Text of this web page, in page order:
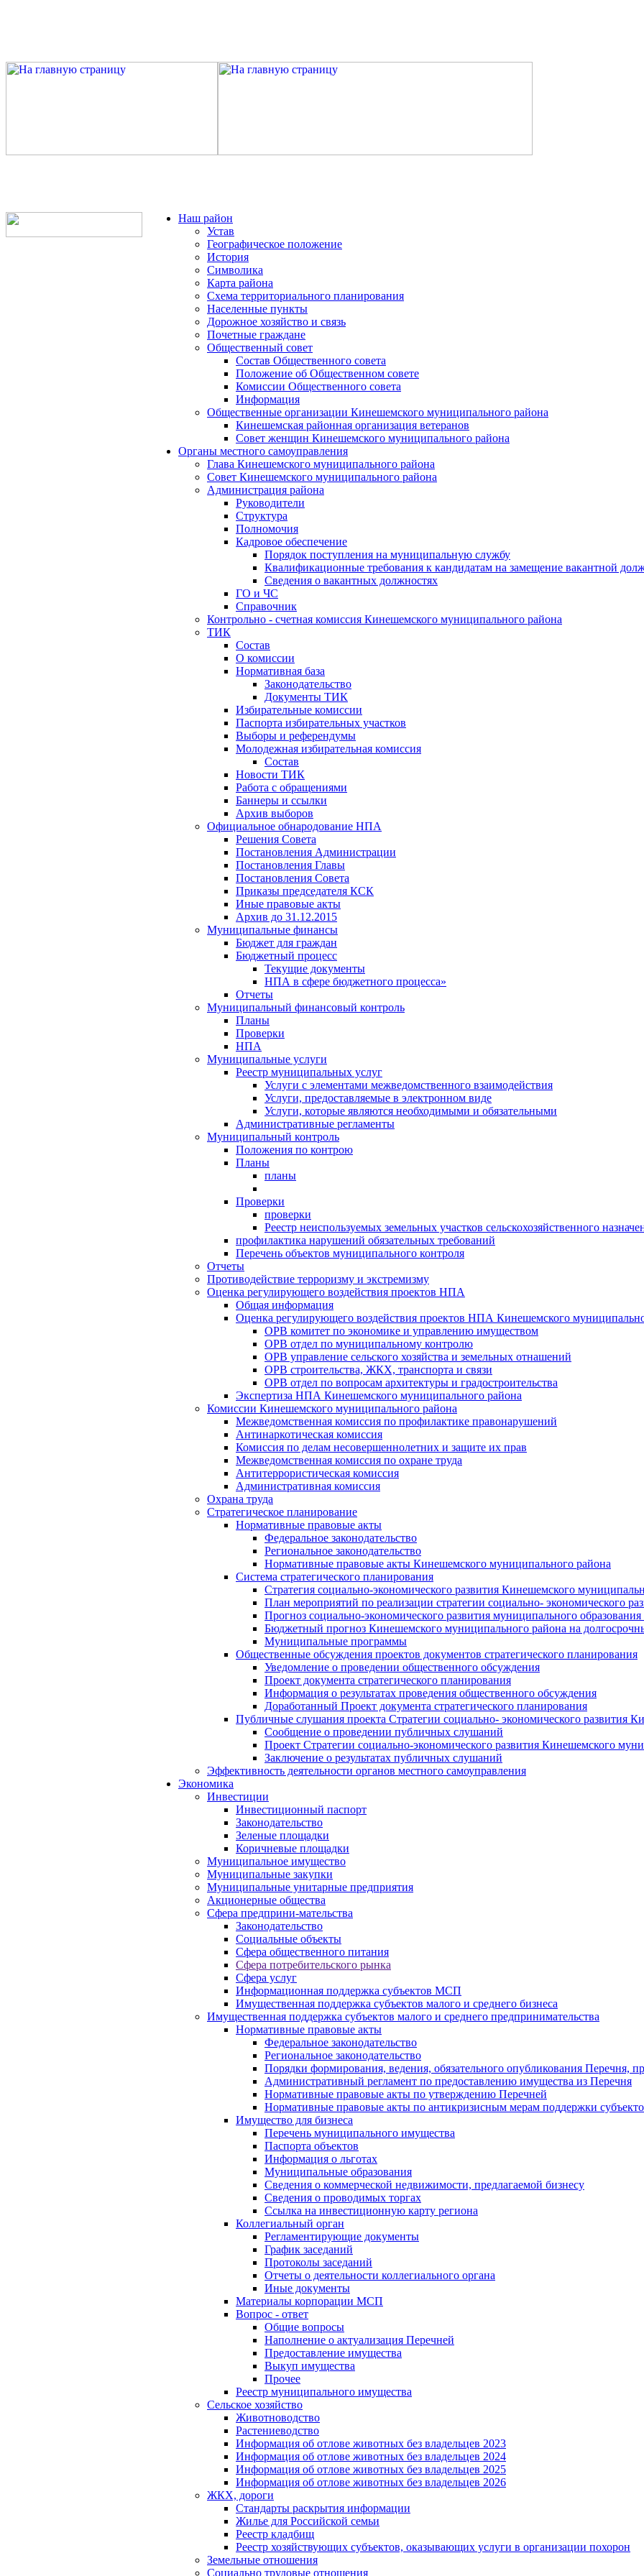
Наш район
Устав
Географическое положение
История
Символика
Карта района
Схема территориального планирования
Населенные пункты
Дорожное хозяйство и связь
Почетные граждане
Общественный совет
Состав Общественного совета
Положение об Общественном совете
Комиссии Общественного совета
Информация
Общественные организации Кинешемского муниципального района
Кинешемская районная организация ветеранов
Совет женщин Кинешемского муниципального района
Органы местного самоуправления
Глава Кинешемского муниципального района
Совет Кинешемского муниципального района
Администрация района
Руководители
Структура
Полномочия
Кадровое обеспечение
Порядок поступления на муниципальную службу
Квалификационные требования к кандидатам на замещение вакантной
Сведения о вакантных должностях
ГО и ЧС
Справочник
Контрольно - счетная комиссия Кинешемского муниципального района
ТИК
Состав
О комиссии
Нормативная база
Законодательство
Документы ТИК
Избирательные комиссии
Паспорта избирательных участков
Выборы и референдумы
Молодежная избирательная комиссия
Состав
Новости ТИК
Работа с обращениями
Баннеры и ссылки
Архив выборов
Официальное обнародование НПА
Решения Совета
Постановления Администрации
Постановления Главы
Постановления Совета
Приказы председателя КСК
Иные правовые акты
Архив до 31.12.2015
Муниципальные финансы
Бюджет для граждан
Бюджетный процесс
Текущие документы
НПА в сфере бюджетного процесса»
Отчеты
Муниципальный финансовый контроль
Планы
Проверки
НПА
Муниципальные услуги
Реестр муниципальных услуг
Услуги с элементами межведомственного взаимодействия
Услуги, предоставляемые в электронном виде
Услуги, которые являются необходимыми и обязательными
Административные регламенты
Муниципальный контроль
Положения по контрою
Планы
планы
Проверки
проверки
Реестр неиспользуемых земельных участков сельскохозяйственного
профилактика нарушений обязательных требований
Перечень объектов муниципального контроля
Отчеты
Противодействие терроризму и экстремизму
Оценка регулирующего воздействия проектов НПА
Общая информация
Оценка регулирующего воздействия проектов НПА Кинешемского
ОРВ комитет по экономике и управлению имуществом
ОРВ отдел по муниципальному контролю
ОРВ управление сельского хозяйства и земельных отнашений
ОРВ строительства, ЖКХ, транспорта и связи
ОРВ отдел по вопросам архитектуры и градостроительства
Экспертиза НПА Кинешемского муниципального района
Комиссии Кинешемского муниципального района
Межведомственная комиссия по профилактике правонарушений
Антинаркотическая комиссия
Комиссия по делам несовершеннолетних и защите их прав
Межведомственная комиссия по охране труда
Антитеррористическая комиссия
Административная комиссия
Охрана труда
Стратегическое планирование
Нормативные правовые акты
Федеральное законодательство
Региональное законодательство
Нормативные правовые акты Кинешемского муниципального района
Система стратегического планирования
Стратегия социально-экономического развития Кинешемского
План мероприятий по реализации стратегии социально- экономического
Прогноз социально-экономического развития муниципального
Бюджетный прогноз Кинешемского муниципального района на
Муниципальные программы
Общественные обсуждения проектов документов стратегического планирования
Уведомление о проведении общественного обсуждения
Проект документа стратегического планирования
Информация о результатах проведения общественного обсуждения
Доработанный Проект документа стратегического планирования
Публичные слушания проекта Стратегии социально- экономического развития
Сообщение о проведении публичных слушаний
Проект Стратегии социально-экономического развития Кинешемского
Заключение о результатах публичных слушаний
Эффективность деятельности органов местного самоуправления
Экономика
Инвестиции
Инвестиционный паспорт
Законодательство
Зеленые площадки
Коричневые площадки
Муниципальное имущество
Муниципальные закупки
Муниципальные унитарные предприятия
Акционерные общества
Сфера предприни-мательства
Законодательство
Социальные объекты
Сфера общественного питания
Сфера потребительского рынка
Сфера услуг
Информационная поддержка субъектов МСП
Имущественная поддержка субъектов малого и среднего бизнеса
Имущественная поддержка субъектов малого и среднего предпринимательства
Нормативные правовые акты
Федеральное законодательство
Региональное законодательство
Порядки формирования, ведения, обязательного опубликования Перечня,
Административный регламент по предоставлению имущества из Перечня
Нормативные правовые акты по утверждению Перечней
Нормативные правовые акты по антикризисным мерам поддержки
Имущество для бизнеса
Перечень муниципального имущества
Паспорта объектов
Информация о льготах
Муниципальные образования
Сведения о коммерческой недвижимости, предлагаемой бизнесу
Сведения о проводимых торгах
Ссылка на инвестиционную карту региона
Коллегиальный орган
Регламентирующие документы
График заседаний
Протоколы заседаний
Отчеты о деятельности коллегиального органа
Иные документы
Материалы корпорации МСП
Вопрос - ответ
Общие вопросы
Наполнение о актуализация Перечней
Предоставление имущества
Выкуп имущества
Прочее
Реестр муниципального имущества
Сельское хозяйство
Животноводство
Растениеводство
Информация об отлове животных без владельцев 2023
Информация об отлове животных без владельцев 2024
Информация об отлове животных без владельцев 2025
Информация об отлове животных без владельцев 2026
ЖКХ, дороги
Стандарты раскрытия информации
Жилье для Российской семьи
Реестр кладбищ
Реестр хозяйствующих субъектов, оказывающих услуги в организации похорон
Земельные отношения
Социально трудовые отношения